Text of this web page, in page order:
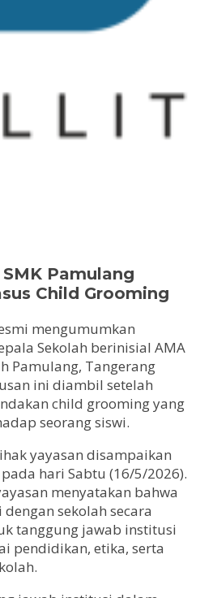
Pamulang
Child Grooming
mengumumkan
Sekolah berinisial AMA
Pamulang, Tangerang
ini diambil setelah
child grooming yang
seorang siswi.
yayasan disampaikan
hari Sabtu (16/5/2026).
menyatakan bahwa
sekolah secara
tanggung jawab institusi
pendidikan, etika, serta